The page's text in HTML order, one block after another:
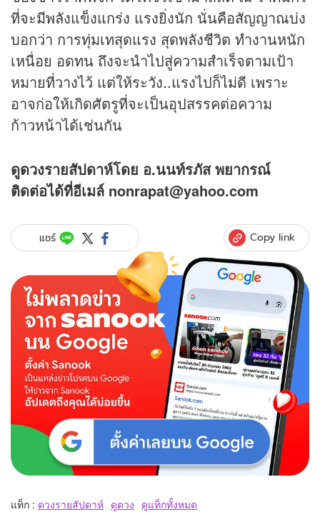
ที่จะมีพลังแข็งแกร่ง แรงยิ่งนัก นั่นคือสัญญาณบ่ง
บอกว่า การทุ่มเทสุดแรง สุดพลังชีวิต ทำงานหนัก
เหนื่อย อดทน ถึงจะนำไปสู่ความสำเร็จตามเป้า
หมายที่วางไว้ แต่ให้ระวัง..แรงไปก็ไม่ดี เพราะ
อาจก่อให้เกิดศัตรูที่จะเป็นอุปสรรคต่อความ
ก้าวหน้าได้เช่นกัน
ดูดวงรายสัปดาห์โดย อ.นนท์รภัส พยากรณ์
ติดต่อได้ที่อีเมล์ nonrapat@yahoo.com
แชร์ Copy link
แท็ก : ดวงรายสัปดาห์ ดูดวง ดูแท็กทั้งหมด